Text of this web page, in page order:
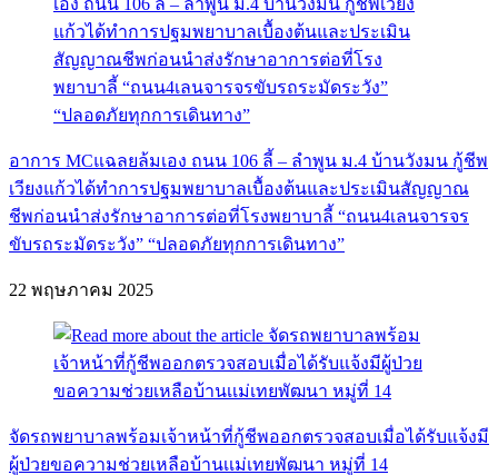
อาการ MCแฉลยล้มเอง ถนน 106 ลี้ – ลำพูน ม.4 บ้านวังมน กู้ชีพ
เวียงแก้วได้ทำการปฐมพยาบาลเบื้องต้นและประเมินสัญญาณ
ชีพก่อนนำส่งรักษาอาการต่อที่โรงพยาบาลี้ “ถนน4เลนจารจร
ขับรถระมัดระวัง” “ปลอดภัยทุกการเดินทาง”
22 พฤษภาคม 2025
จัดรถพยาบาลพร้อมเจ้าหน้าที่กู้ชีพออกตรวจสอบเมื่อได้รับแจ้งมี
ผู้ป่วยขอความช่วยเหลือบ้านเเม่เทยพัฒนา หมู่ที่ 14